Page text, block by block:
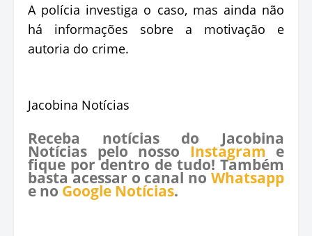
A polícia investiga o caso, mas ainda não
há informações sobre a motivação e
autoria do crime.
Jacobina Notícias
Receba notícias do Jacobina
Notícias pelo nosso Instagram e
fique por dentro de tudo! Também
basta acessar o canal no Whatsapp
e no Google Notícias.